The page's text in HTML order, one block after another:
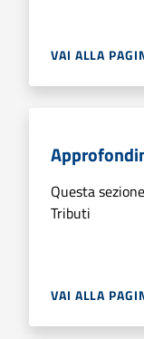
VAI ALLA
Questa
Tributi
VAI ALLA